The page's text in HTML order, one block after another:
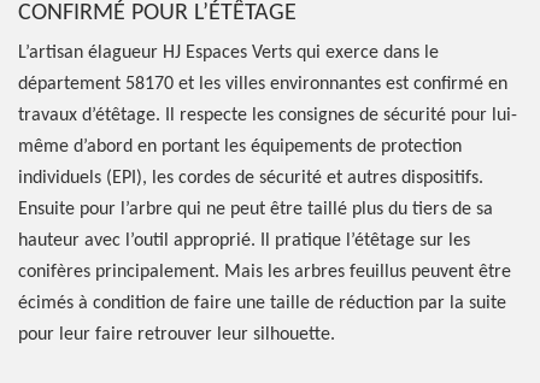
CONFIRMÉ POUR L’ÉTÊTAGE
L’artisan élagueur HJ Espaces Verts qui exerce dans le
département 58170 et les villes environnantes est confirmé en
travaux d’étêtage. Il respecte les consignes de sécurité pour lui-
même d’abord en portant les équipements de protection
individuels (EPI), les cordes de sécurité et autres dispositifs.
Ensuite pour l’arbre qui ne peut être taillé plus du tiers de sa
hauteur avec l’outil approprié. Il pratique l’étêtage sur les
conifères principalement. Mais les arbres feuillus peuvent être
écimés à condition de faire une taille de réduction par la suite
pour leur faire retrouver leur silhouette.